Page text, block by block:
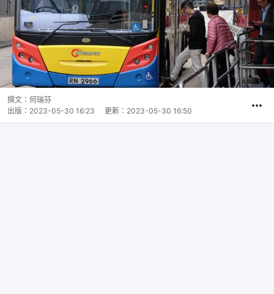
撰文： 何瑞芬
出版： 2023-05-30 16:23 更新： 2023-05-30 16:50